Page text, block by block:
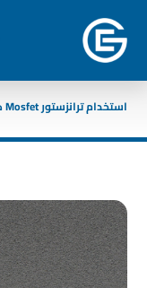
استخدام ترانزستور Mosfet كمفتاح إلكتروني